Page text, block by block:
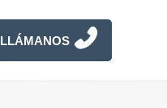
LLÁMANOS